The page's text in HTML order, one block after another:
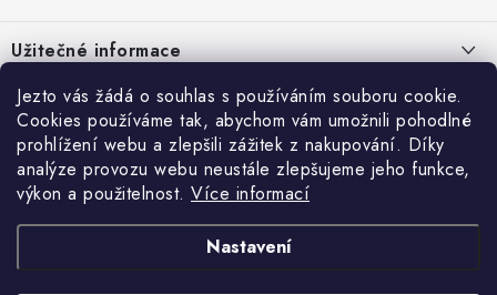
Jezto vás žádá o souhlas s používáním souboru cookie.
Cookies používáme tak, abychom vám umožnili pohodlné
prohlížení webu a zlepšili zážitek z nakupování. Díky
analýze provozu webu neustále zlepšujeme jeho funkce,
výkon a použitelnost. Více informací
Nastavení
pUžitečné informace
O nás
Náš příběh
Firemní dárky
Kariéra
Zákaznický servis
Obchodní podmínky
Ochrana osobních údajů
Doprava & platba
Hodnocení obchodu
Přijímáme online platby
Facebook